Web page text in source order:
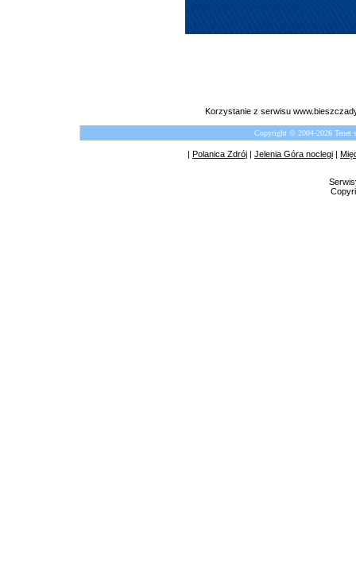
Korzystanie z serwisu
Copyright © 2004-2026
| Polanica Zdrój | Jelenia Góra noclegi |